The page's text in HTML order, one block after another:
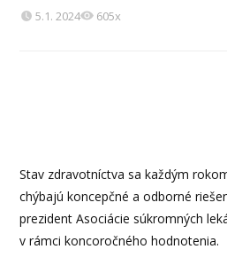
5.1. 2024 605x
Stav zdravotníctva sa každým
chýbajú koncepčné a odborné
prezident Asociácie súkromných
v rámci koncoročného hodnotenia.